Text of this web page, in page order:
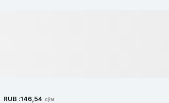
RUB :146,54 сўм